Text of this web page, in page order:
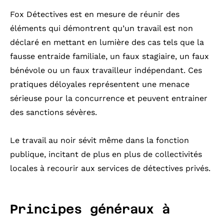
Fox Détectives est en mesure de réunir des
éléments qui démontrent qu’un travail est non
déclaré en mettant en lumière des cas tels que la
fausse entraide familiale, un faux stagiaire, un faux
bénévole ou un faux travailleur indépendant. Ces
pratiques déloyales représentent une menace
sérieuse pour la concurrence et peuvent entrainer
des sanctions sévères.
Le travail au noir sévit même dans la fonction
publique, incitant de plus en plus de collectivités
locales à recourir aux services de détectives privés.
Principes généraux à